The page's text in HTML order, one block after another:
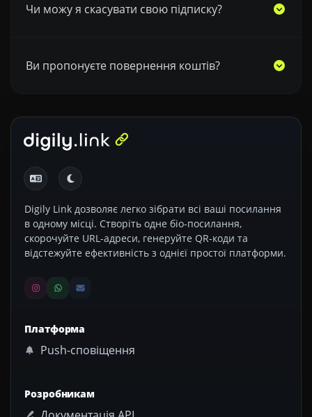
Чи можу я скасувати свою підписку?
Ви пропонуєте повернення коштів?
Digily Link дозволяє легко зібрати всі ваші посилання
в одному місці. Створіть одне біо-посилання,
скорочуйте URL-адреси, генеруйте QR-коди та
відстежуйте ефективність з однієї простої платформи.
Платформа
Push-сповіщення
Розробникам